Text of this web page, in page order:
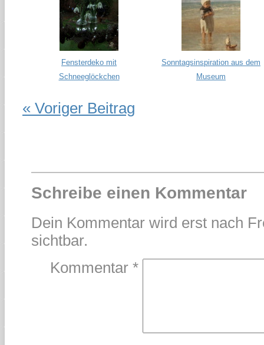
Fensterdeko mit
Schneeglöckchen
Sonntagsinspiration aus dem
Museum
« Voriger Beitrag
Schreibe einen Kommentar
Dein Kommentar wird erst nach
sichtbar.
Kommentar *